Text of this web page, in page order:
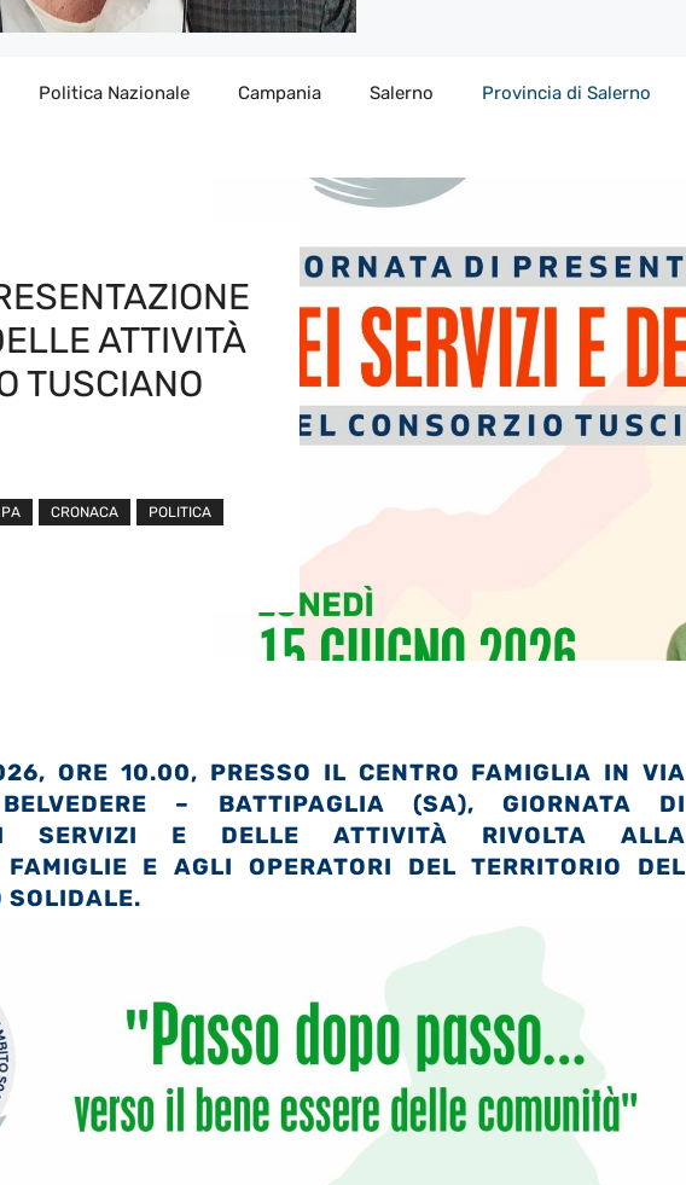
Politica Nazionale Campania Salerno Provincia di Salerno
ATTIVITÀ
TUSCIANO
CRONACA
POLITICA
ORE 10.00, PRESSO IL CENTRO FAMIGLIA IN VIA
– BATTIPAGLIA (SA), GIORNATA DI
SERVIZI E DELLE ATTIVITÀ RIVOLTA ALLA
E AGLI OPERATORI DEL TERRITORIO DEL
SOLIDALE.